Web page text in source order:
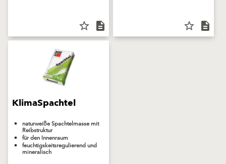
star_border description star_border description
KlimaSpachtel
naturweiße Spachtelmasse mit
Reibstruktur
für den Innenraum
feuchtigskeitsregulierend und
mineralisch